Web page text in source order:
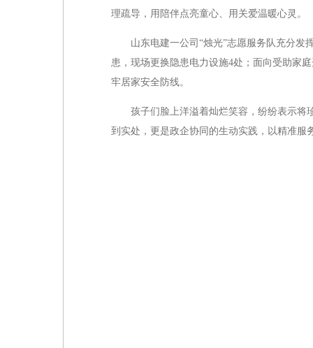
理疏导，用陪伴点亮童心、用关爱温暖心灵。
山东电建一公司“烛光”志愿服务队充分
患，现场更换隐患电力设施4处；面向受助家
牢居家安全防线。
孩子们脸上洋溢着灿烂笑容，纷纷表示将
到实处，更是政企协同的生动实践，以精准服